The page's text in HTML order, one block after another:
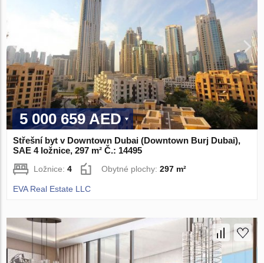
5 000 659 AED
Střešní byt v Downtown Dubai (Downtown Burj Dubai),
SAE 4 ložnice, 297 m² Č.: 14495
Ložnice:4 Obytné plochy:297 m²
EVA Real Estate LLC